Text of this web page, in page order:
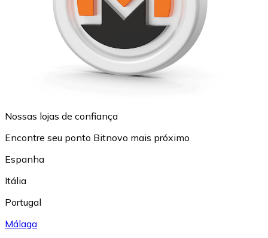
Nossas lojas de confiança
Encontre seu ponto Bitnovo mais próximo
Espanha
Itália
Portugal
Málaga